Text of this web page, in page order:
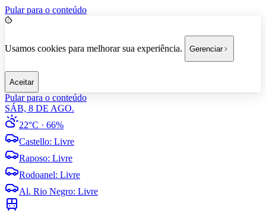
Pular para o conteúdo
Usamos cookies para melhorar sua experiência. Gerenciar
Aceitar
Pular para o conteúdo
SÁB, 8 DE AGO.
22°C · 66%
Castello: Livre
Raposo: Livre
Rodoanel: Livre
Al. Rio Negro: Livre